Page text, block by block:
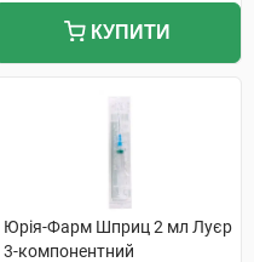
КУПИТИ
Юрія-Фарм Шприц 2 мл Луєр
3-компонентний